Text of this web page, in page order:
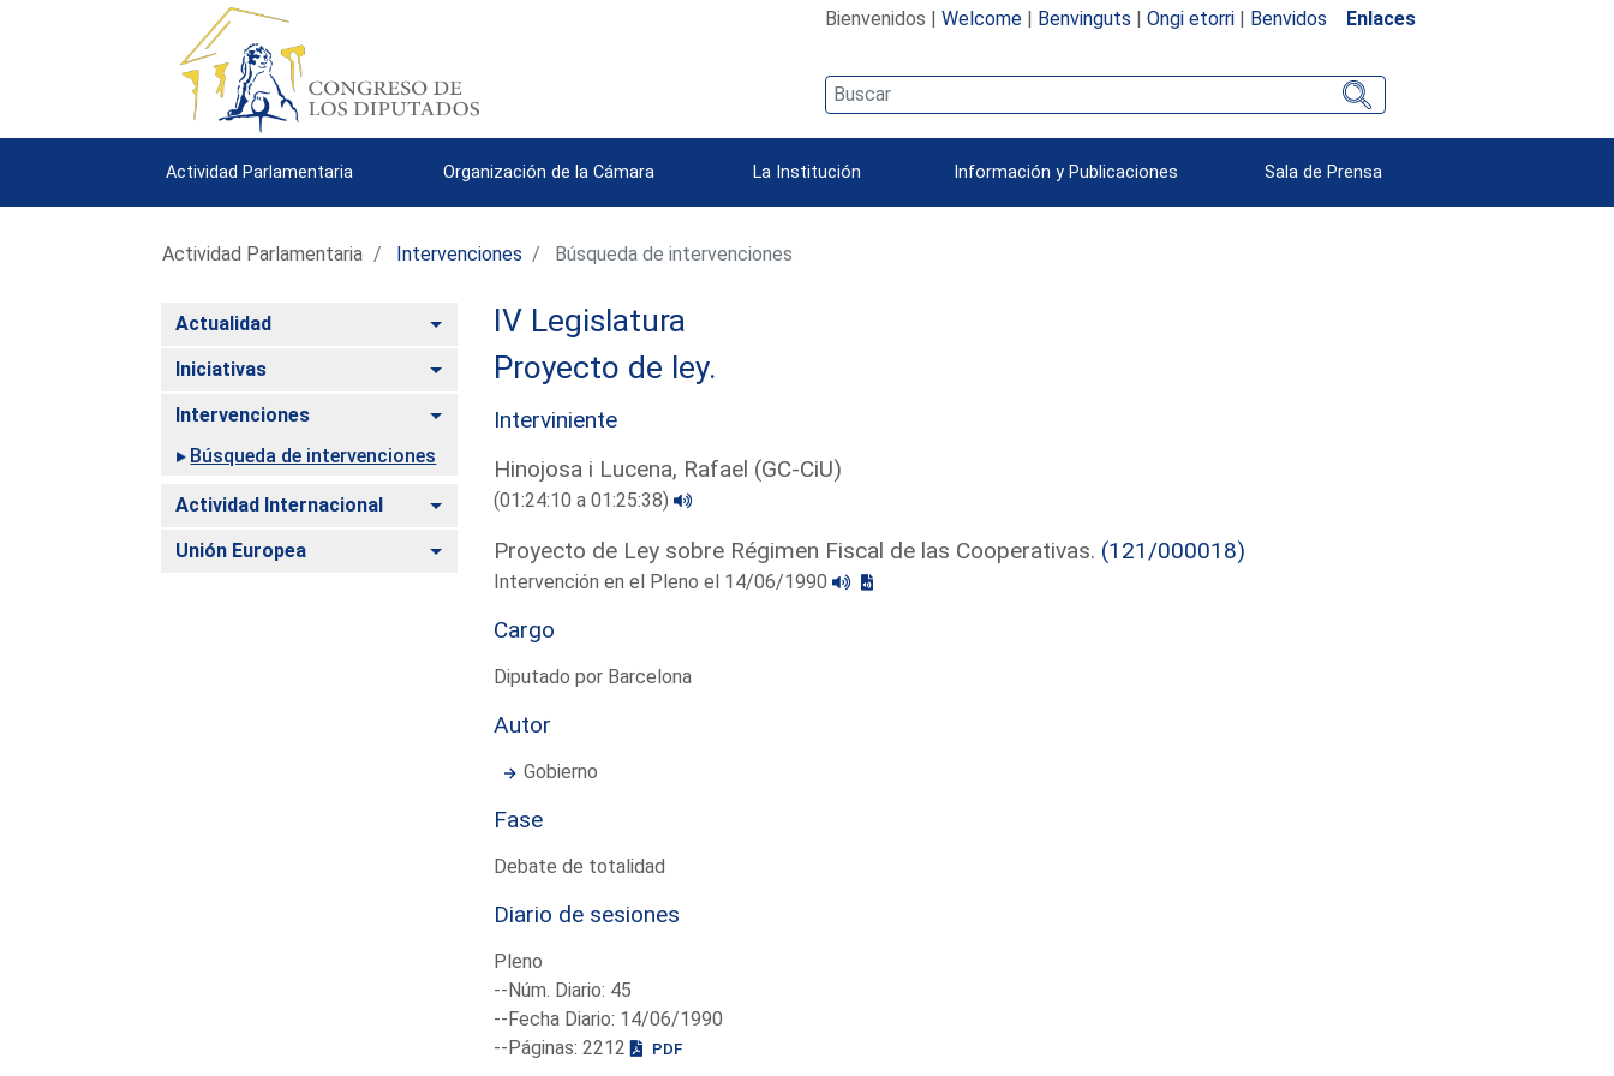
Bienvenidos | Welcome| Benvinguts | Ongi etorri| Benvidos Enlaces
Actividad Parlamentaria Organización de la Cámara La Institución Información y Publicaciones Sala de Prensa
Actividad Parlamentaria Intervenciones Búsqueda de intervenciones
Actualidad Alternar
Iniciativas Alternar
Intervenciones
Alternar
Búsqueda de intervenciones
Actividad Internacional Alternar
Unión Europea Alternar
IV Legislatura
Proyecto de ley.
Interviniente
Hinojosa i Lucena, Rafael (GC-CiU)
(01:24:10 a 01:25:38)
Proyecto de Ley sobre Régimen Fiscal de las Cooperativas. (121/000018)
Intervención en el Pleno el 14/06/1990
Cargo
Diputado por Barcelona
Autor
Gobierno
Fase
Debate de totalidad
Diario de sesiones
Pleno
--Núm. Diario: 45
--Fecha Diario: 14/06/1990
--Páginas: 2212
PDF